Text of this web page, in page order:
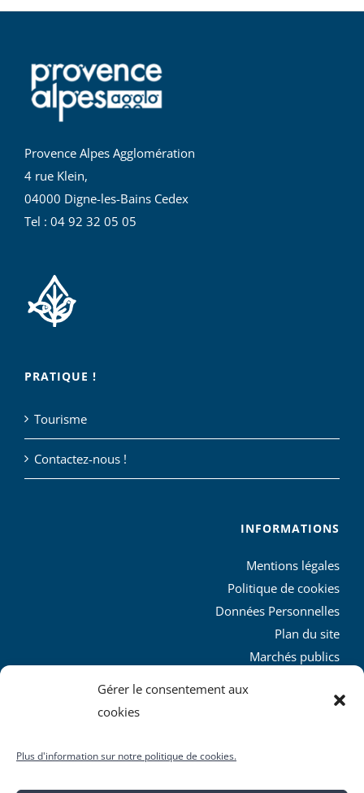
Gérer le consentement aux
cookies
Plus d'information sur notre politique de cookies.
Provence Alpes Agglomération
4 rue Klein,
04000 Digne-les-Bains Cedex
Tel : 04 92 32 05 05
PRATIQUE !
Tourisme
Contactez-nous !
INFORMATIONS
Mentions légales
Politique de cookies
Données Personnelles
Plan du site
Marchés publics
L’agglo recrute